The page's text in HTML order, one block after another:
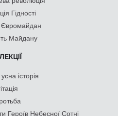
Гідності
Євромайдан
Майдану
історія
Героїв Небесної Сотні